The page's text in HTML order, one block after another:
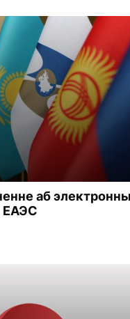
аб
ЕАЭС